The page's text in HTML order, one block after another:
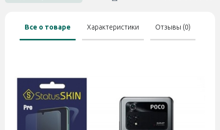
Все о товаре Характеристики Отзывы (0)